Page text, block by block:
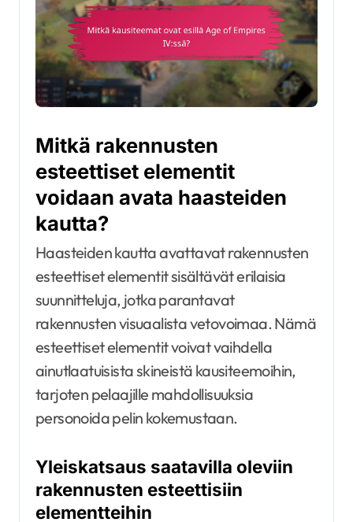
Mitkä rakennusten
esteettiset elementit
voidaan avata haasteiden
kautta?
Haasteiden kautta avattavat rakennusten
esteettiset elementit sisältävät erilaisia
suunnitteluja, jotka parantavat
rakennusten visuaalista vetovoimaa. Nämä
esteettiset elementit voivat vaihdella
ainutlaatuisista skineistä kausiteemoihin,
tarjoten pelaajille mahdollisuuksia
personoida pelin kokemustaan.
Yleiskatsaus saatavilla oleviin
rakennusten esteettisiin
elementteihin